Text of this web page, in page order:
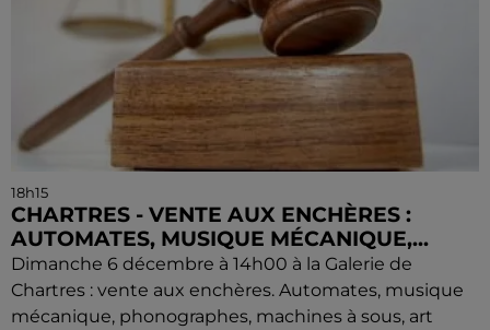
18h15
CHARTRES - VENTE AUX ENCHÈRES :
AUTOMATES, MUSIQUE MÉCANIQUE,...
Dimanche 6 décembre à 14h00 à la Galerie de
Chartres : vente aux enchères. Automates, musique
mécanique, phonographes, machines à sous, art